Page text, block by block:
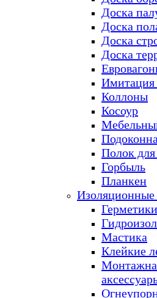
Доска
Доска
Доска
Доска
Имитация
Коллоны
Косоур
Полок
Горбыль
Планкен
Изоляционные
Мастика
Клейкие